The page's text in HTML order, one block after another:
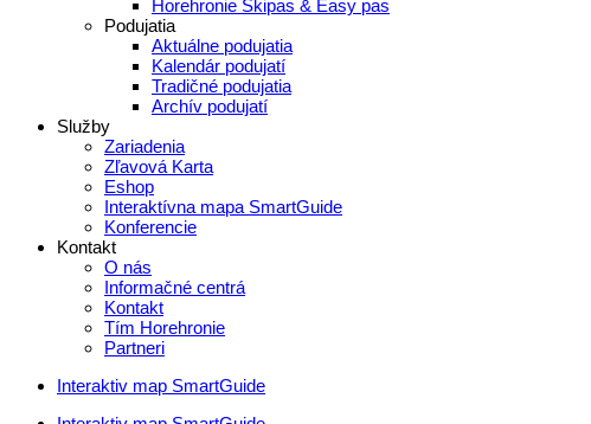
Horehronie Skipas & Easy pas
Podujatia
Aktuálne podujatia
Kalendár podujatí
Tradičné podujatia
Archív podujatí
Služby
Zariadenia
Zľavová Karta
Eshop
Interaktívna mapa SmartGuide
Konferencie
Kontakt
O nás
Informačné centrá
Kontakt
Tím Horehronie
Partneri
Interaktiv map SmartGuide